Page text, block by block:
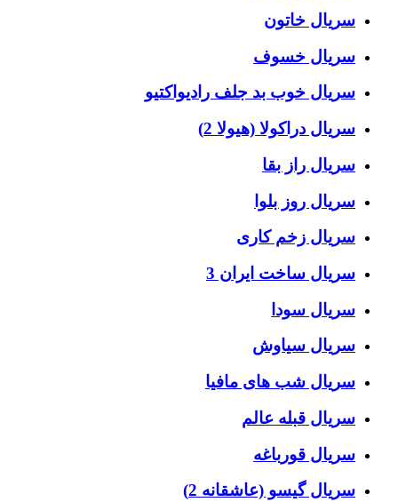
سریال خاتون
سریال خسوف
سریال خوب بد جلف رادیواکتیو
سریال دراکولا (هیولا 2)
سریال راز بقا
سریال روز بلوا
سریال زخم کاری
سریال ساخت ایران 3
سریال سودا
سریال سیاوش
سریال شب های مافیا
سریال قبله عالم
سریال قورباغه
سریال گیسو (عاشقانه 2)